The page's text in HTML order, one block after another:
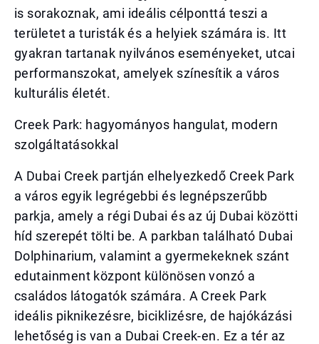
is sorakoznak, ami ideális célponttá teszi a
területet a turisták és a helyiek számára is. Itt
gyakran tartanak nyilvános eseményeket, utcai
performanszokat, amelyek színesítik a város
kulturális életét.
Creek Park: hagyományos hangulat, modern
szolgáltatásokkal
A Dubai Creek partján elhelyezkedő Creek Park
a város egyik legrégebbi és legnépszerűbb
parkja, amely a régi Dubai és az új Dubai közötti
híd szerepét tölti be. A parkban található Dubai
Dolphinarium, valamint a gyermekeknek szánt
edutainment központ különösen vonzó a
családos látogatók számára. A Creek Park
ideális piknikezésre, biciklizésre, de hajókázási
lehetőség is van a Dubai Creek-en. Ez a tér az